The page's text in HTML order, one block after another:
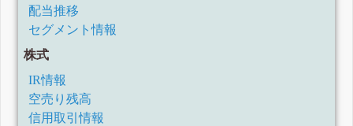
配当推移
セグメント情報
株式
IR情報
空売り残高
信用取引情報